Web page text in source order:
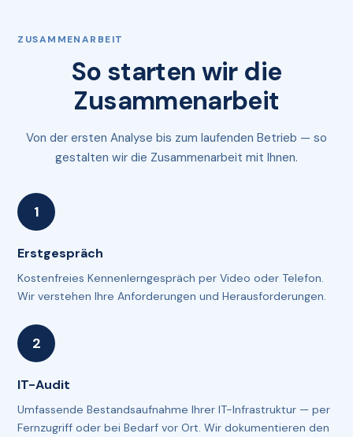
ZUSAMMENARBEIT
So starten wir die
Zusammenarbeit
Von der ersten Analyse bis zum laufenden Betrieb — so
gestalten wir die Zusammenarbeit mit Ihnen.
Erstgespräch
Kostenfreies Kennenlerngespräch per Video oder Telefon.
Wir verstehen Ihre Anforderungen und Herausforderungen.
IT-Audit
Umfassende Bestandsaufnahme Ihrer IT-Infrastruktur — per
Fernzugriff oder bei Bedarf vor Ort. Wir dokumentieren den